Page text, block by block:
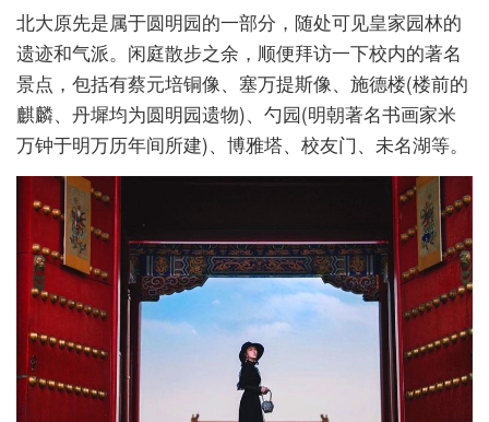
北大原先是属于圆明园的一部分，随处可见皇家园林的
遗迹和气派。闲庭散步之余，顺便拜访一下校内的著名
景点，包括有蔡元培铜像、塞万提斯像、施德楼(楼前的
麒麟、丹墀均为圆明园遗物)、勺园(明朝著名书画家米
万钟于明万历年间所建)、博雅塔、校友门、未名湖等。